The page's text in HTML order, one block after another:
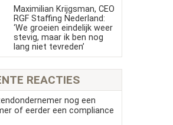
Maximilian Krijgsman, CEO
RGF Staffing Nederland:
‘We groeien eindelijk weer
stevig, maar ik ben nog
lang niet tevreden’
REACTIES
nog een
of eerder een compliance